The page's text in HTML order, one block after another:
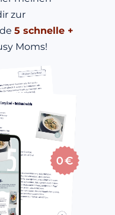
zur
5 schnelle +
Moms!